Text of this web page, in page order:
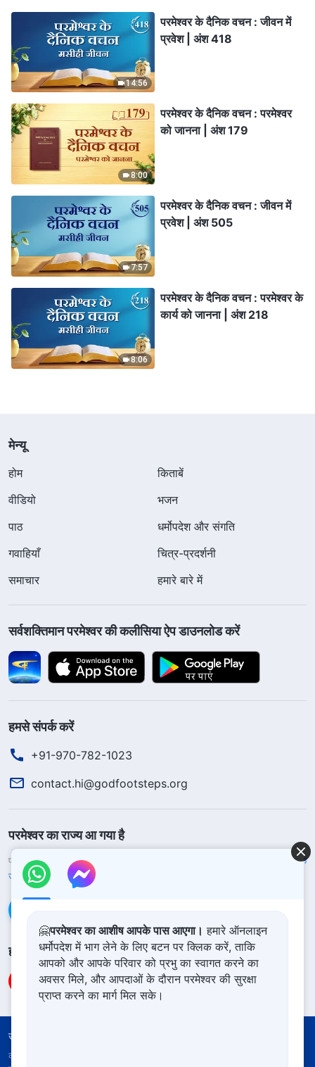
14:56
परमेश्वर के दैनिक वचन : जीवन में
प्रवेश | अंश 418
8:00
परमेश्वर के दैनिक वचन : परमेश्वर
को जानना | अंश 179
7:57
परमेश्वर के दैनिक वचन : जीवन में
प्रवेश | अंश 505
8:06
परमेश्वर के दैनिक वचन : परमेश्वर के
कार्य को जानना | अंश 218
मेन्यू
होम
किताबें
वीडियो
भजन
पाठ
धर्मोपदेश और संगति
गवाहियाँ
चित्र-प्रदर्शनी
समाचार
हमारे बारे में
सर्वशक्तिमान परमेश्वर की कलीसिया ऐप डाउनलोड करें
हमसे संपर्क करें
+91-970-782-1023
contact.hi@godfootsteps.org
परमेश्वर का राज्य आ गया है
परमेश्वर का राज्य पृथ्वी पर आ गया है! क्या आप इसमें प्रवेश करना चाहते हैं?
और अधिक
जानें
हमारा अनुसरण करें
उपयोग की शर्तें
कॉपीराइट © 2026
🤗परमेश्वर का आशीष आपके पास आएगा। हमारे ऑनलाइन
धर्मोपदेश में भाग लेने के लिए बटन पर क्लिक करें, ताकि
आपको और आपके परिवार को प्रभु का स्वागत करने का
अवसर मिले, और आपदाओं के दौरान परमेश्वर की सुरक्षा
प्राप्त करने का मार्ग मिल सके।